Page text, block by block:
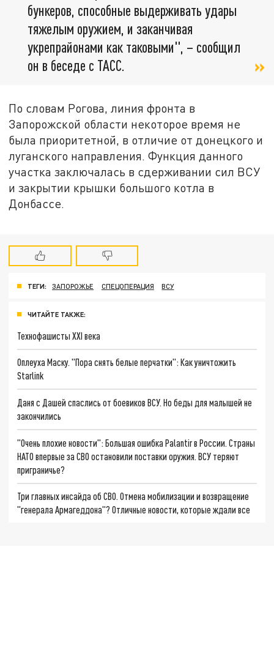
бункеров, способные выдерживать удары
тяжелым оружием, и заканчивая
укрепрайонами как таковыми", – сообщил
он в беседе с ТАСС.
По словам Рогова, линия фронта в
Запорожской области некоторое время не
была приоритетной, в отличие от донецкого и
луганского направления. Функция данного
участка заключалась в сдерживании сил ВСУ
и закрытии крышки большого котла в
Донбассе.
ТЕГИ: ЗАПОРОЖЬЕ СПЕЦОПЕРАЦИЯ ВСУ
ЧИТАЙТЕ ТАКЖЕ:
Технофашисты XXI века
Оплеуха Маску. "Пора снять белые перчатки": Как уничтожить
Starlink
Даня с Дашей спаслись от боевиков ВСУ. Но беды для малышей не
закончились
"Очень плохие новости": Большая ошибка Palantir в России. Страны
НАТО впервые за СВО остановили поставки оружия. ВСУ теряют
приграничье?
Три главных инсайда об СВО. Отмена мобилизации и возвращение
"генерала Армагеддона"? Отличные новости, которые ждали все